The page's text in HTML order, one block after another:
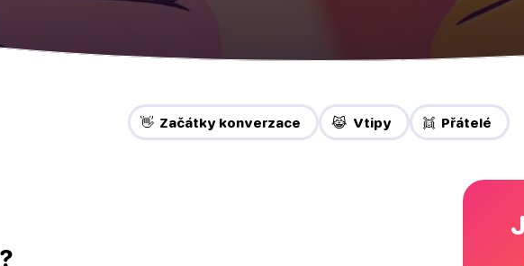
👋 Začátky konverzace 😹 Vtipy 👯 Přátelé